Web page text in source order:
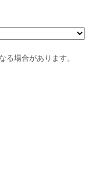
場合があります。